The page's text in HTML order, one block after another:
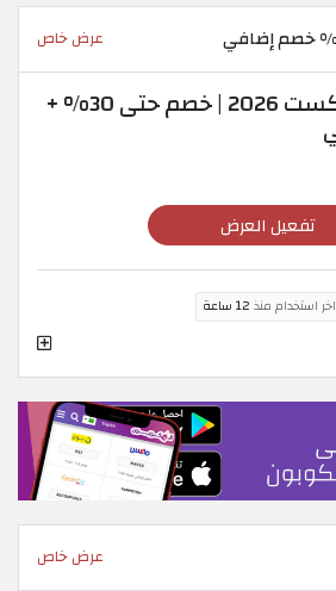
عرض خاص
كوبون خصم سيكست 2026 | خصم حتى 30% +
تفعيل العرض
اخر استخدام منذ 12 ساعة
عرض خاص